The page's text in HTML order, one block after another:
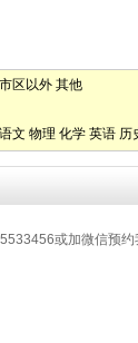
市区以外 其他
语文 物理 化学 英语 历
或加微信预